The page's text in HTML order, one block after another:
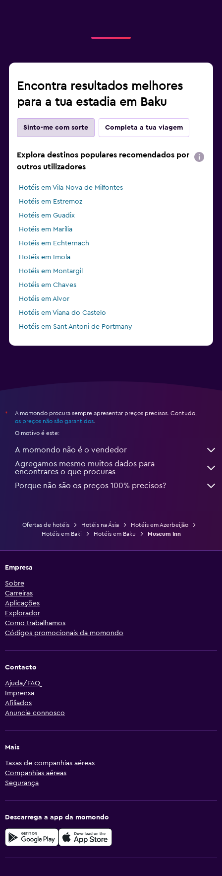
Encontra resultados melhores
para a tua estadia em Baku
Sinto-me com sorte Completa a tua viagem
Explora destinos populares recomendados por
outros utilizadores
Hotéis em Vila Nova de Milfontes
Hotéis em Estremoz
Hotéis em Guadix
Hotéis em Marília
Hotéis em Echternach
Hotéis em Imola
Hotéis em Montargil
Hotéis em Chaves
Hotéis em Alvor
Hotéis em Viana do Castelo
Hotéis em Sant Antoni de Portmany
*
A momondo procura sempre apresentar preços precisos. Contudo,
os preços não são garantidos
O motivo é este:
A momondo não é o vendedor
Agregamos mesmo muitos dados para
encontrares o que procuras
Porque não são os preços 100% precisos?
Ofertas de hotéis Hotéis na Ásia
Hotéis em Azerbeijão
Hotéis em Baki
Hotéis em Baku Museum Inn
Empresa
Sobre
Carreiras
Aplicações
Explorador
Como trabalhamos
Códigos promocionais da momondo
Contacto
Ajuda/FAQ
Imprensa
Afiliados
Anuncie connosco
Mais
Taxas de companhias aéreas
Companhias aéreas
Segurança
Descarrega a app da momondo